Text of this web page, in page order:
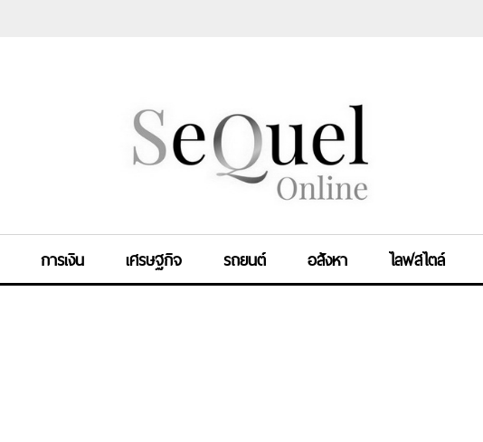
การเงิน เศรษฐกิจ รถยนต์ อสังหา ไลฟสไตล์